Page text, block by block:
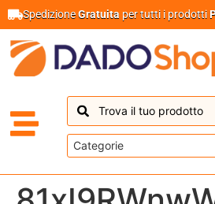
SpedizioneGratuita per tutti i prodotti